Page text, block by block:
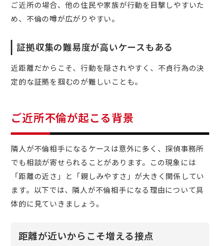
ご近所の場合、他の住民や家族が行動を目撃しやすいた
め、不倫の噂が広がりやすい。
証拠収集の難易度が高いケースもある
近距離だからこそ、行動を隠されやすく、不貞行為の決
定的な証拠を掴むのが難しいことも。
ご近所不倫が起こる背景
隣人が不倫相手になるケースは意外に多く、探偵事務所
でも相談が寄せられることがあります。この現象には
「距離の近さ」と「親しみやすさ」が大きく関係してい
ます。以下では、隣人が不倫相手になる理由について具
体的に見ていきましょう。
距離が近いからこそ増える接点